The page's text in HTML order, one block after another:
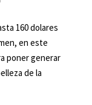
160 dolares
en este
poner generar
de la